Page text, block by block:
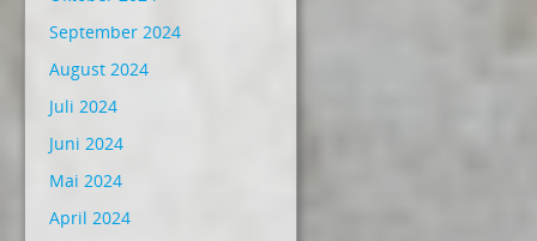
September 2024
August 2024
Juli 2024
Juni 2024
Mai 2024
April 2024